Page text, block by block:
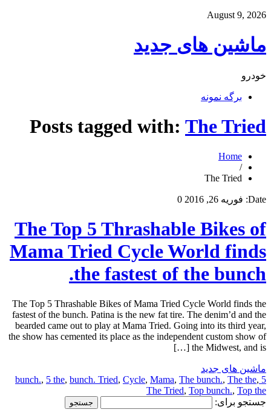
August 9, 2026
ماشین های جدید
خودرو
برگه نمونه
Posts tagged with: The Tried
Home
/
The Tried
Date: فوریه 26, 2016 0
The Top 5 Thrashable Bikes of
Mama Tried Cycle World finds
the fastest of the bunch.
The Top 5 Thrashable Bikes of Mama Tried Cycle World finds the
fastest of the bunch. Patina is the new fat tire. The denim’d and the
bearded came out to play at Mama Tried. Going into its third year,
the show has cemented its place as the independent custom show of
the Midwest, and is […]
ماشین های جدید
5 bunch.
, 5 the, bunch. Tried, Cycle, Mama, The bunch., The the,
The Tried, Top bunch., Top the
جستجو برای: